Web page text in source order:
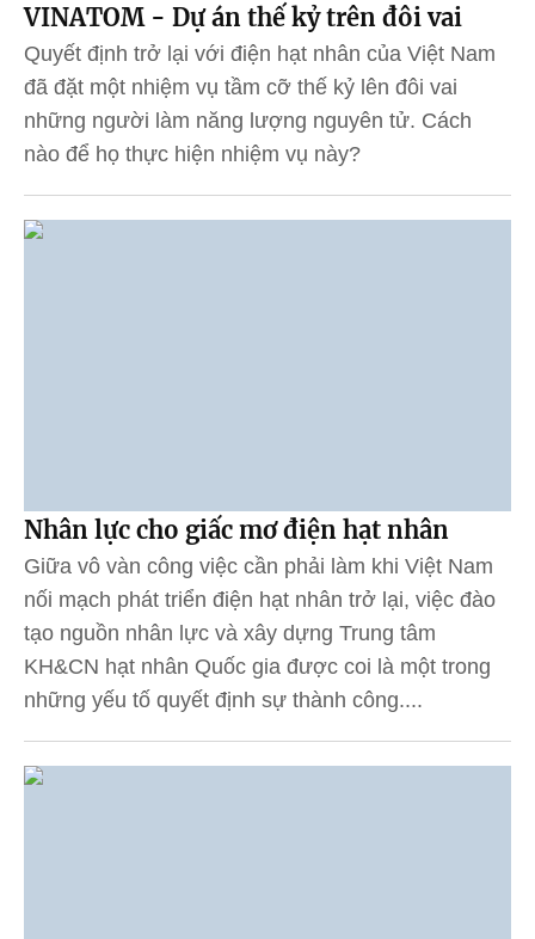
VINATOM - Dự án thế kỷ trên đôi vai
Quyết định trở lại với điện hạt nhân của Việt Nam
đã đặt một nhiệm vụ tầm cỡ thế kỷ lên đôi vai
những người làm năng lượng nguyên tử. Cách
nào để họ thực hiện nhiệm vụ này?
Nhân lực cho giấc mơ điện hạt nhân
Giữa vô vàn công việc cần phải làm khi Việt Nam
nối mạch phát triển điện hạt nhân trở lại, việc đào
tạo nguồn nhân lực và xây dựng Trung tâm
KH&CN hạt nhân Quốc gia được coi là một trong
những yếu tố quyết định sự thành công....